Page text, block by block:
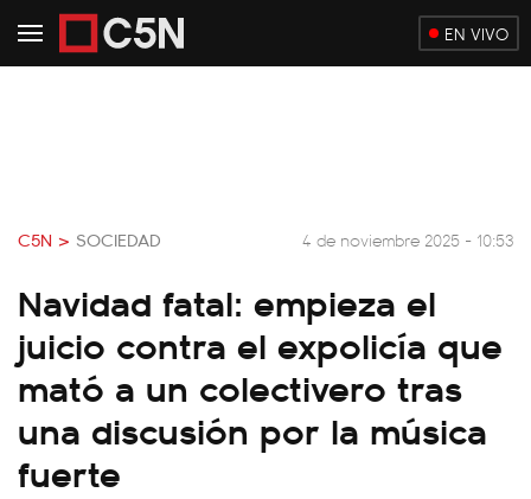
EN VIVO
C5N > SOCIEDAD 4 de noviembre 2025 - 10:53
Navidad fatal: empieza el
juicio contra el expolicía que
mató a un colectivero tras
una discusión por la música
fuerte